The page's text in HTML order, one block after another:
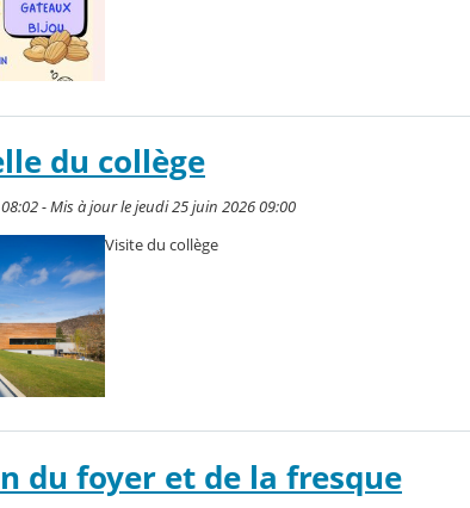
du collège
- Mis à jour le jeudi 25 juin 2026 09:00
Visite du collège
du foyer et de la fresque